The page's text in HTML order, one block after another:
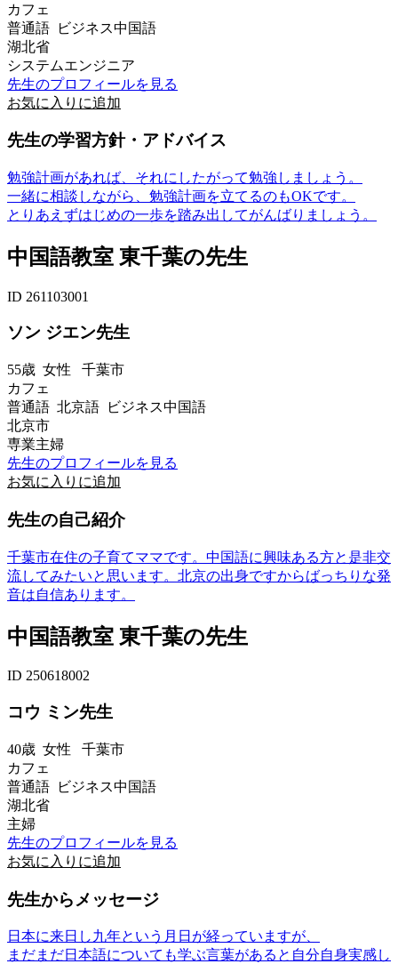
カフェ
普通語 ビジネス中国語
湖北省
システムエンジニア
先生のプロフィールを見る
お気に入りに追加
先生の学習方針・アドバイス
勉強計画があれば、それにしたがって勉強しましょう。
一緒に相談しながら、勉強計画を立てるのもOKです。
とりあえずはじめの一歩を踏み出してがんばりましょう。
中国語教室 東千葉の先生
ID 261103001
ソン ジエン先生
55歳 女性 千葉市
カフェ
普通語 北京語 ビジネス中国語
北京市
専業主婦
先生のプロフィールを見る
お気に入りに追加
先生の自己紹介
千葉市在住の子育てママです。中国語に興味ある方と是非交
流してみたいと思います。北京の出身ですからばっちりな発
音は自信あります。
中国語教室 東千葉の先生
ID 250618002
コウ ミン先生
40歳 女性 千葉市
カフェ
普通語 ビジネス中国語
湖北省
主婦
先生のプロフィールを見る
お気に入りに追加
先生からメッセージ
日本に来日し九年という月日が経っていますが、
まだまだ日本語についても学ぶ言葉があると自分自身実感し